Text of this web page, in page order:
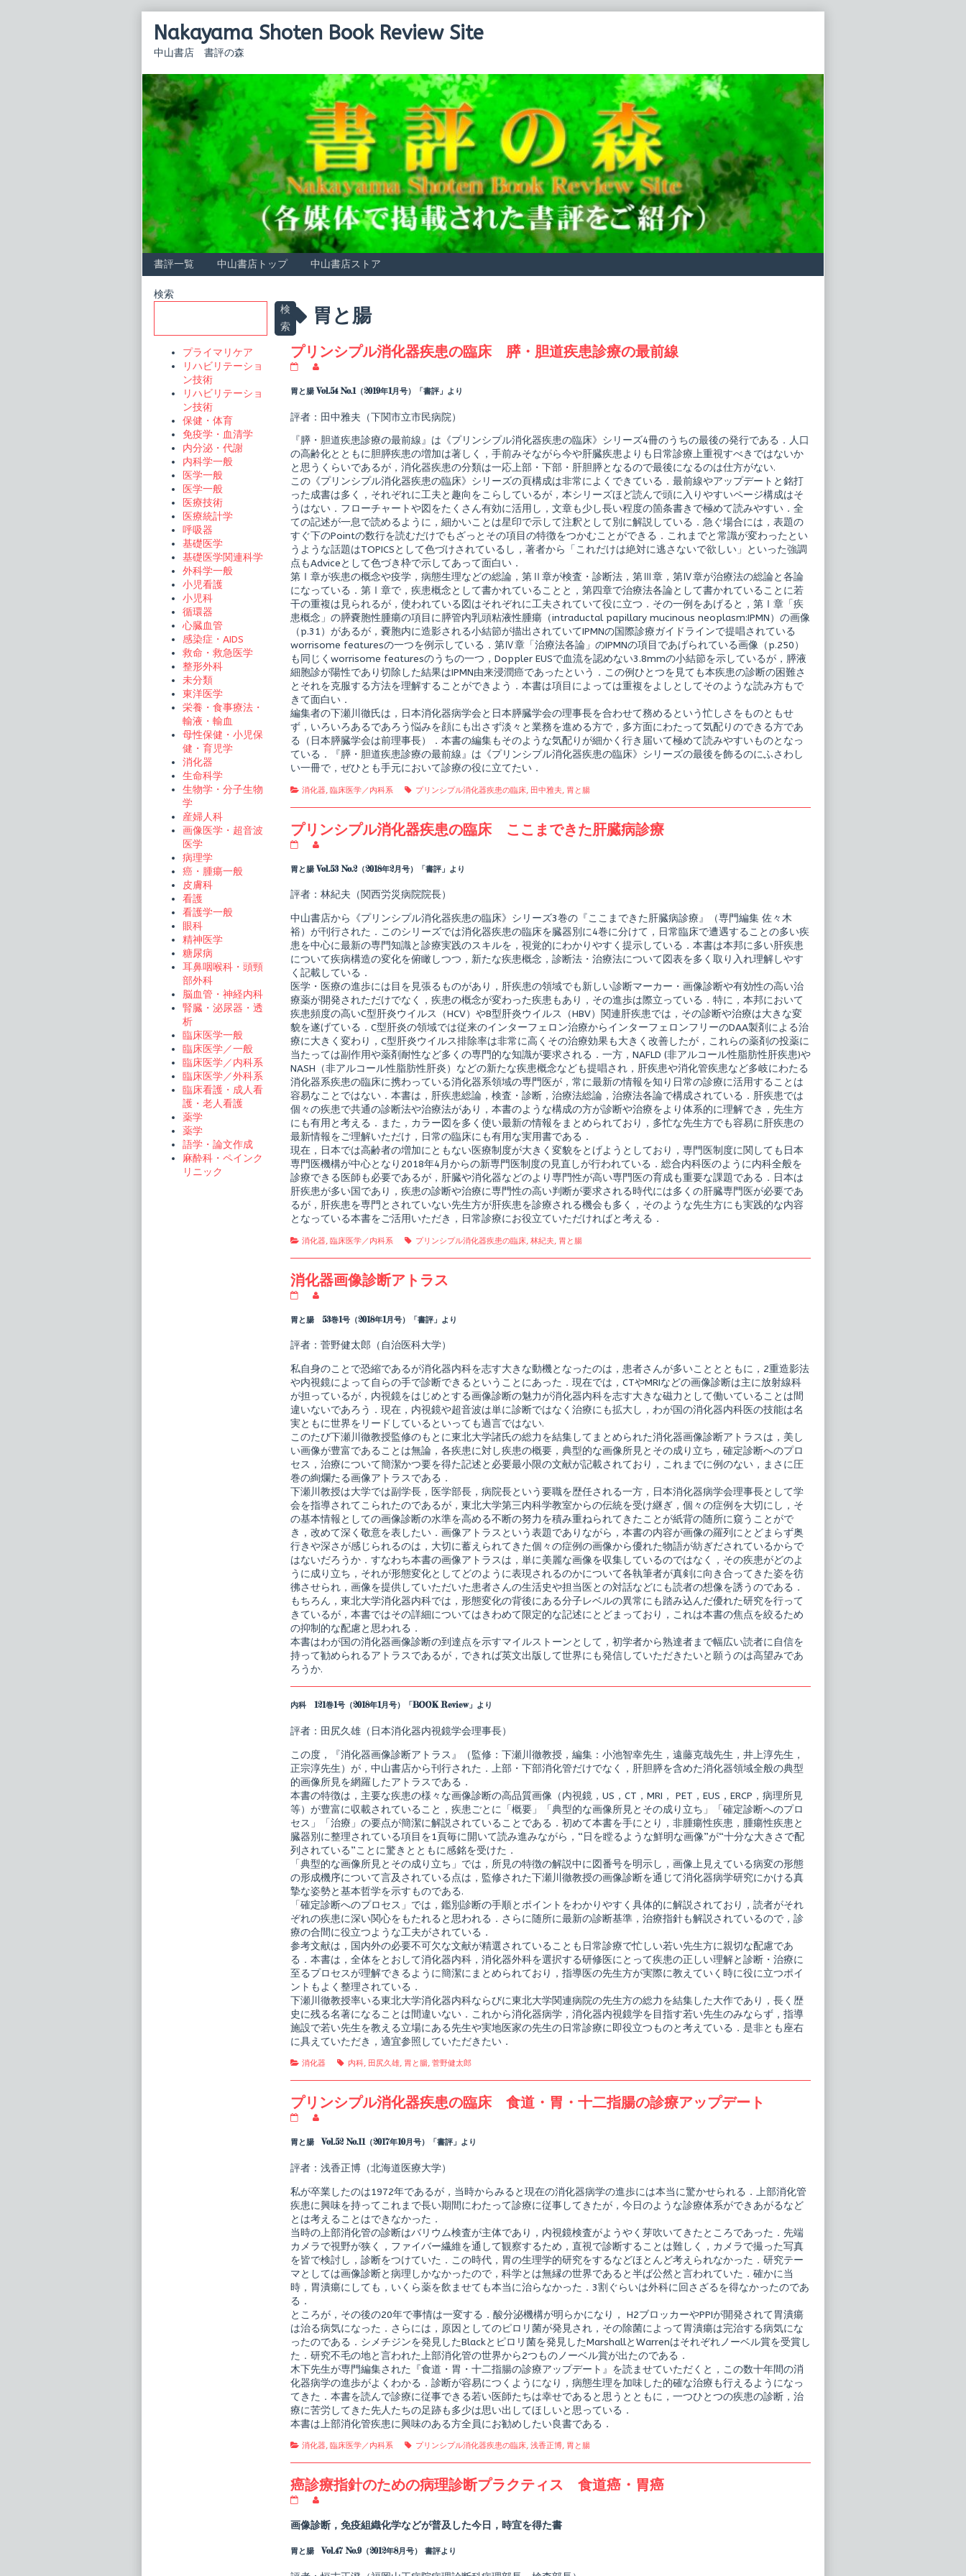
Nakayama Shoten Book Review Site
中山書店 書評の森
書評一覧 中山書店トップ 中山書店ストア
Posts
tagged
胃と腸
プリンシプル消化器疾患の臨床 膵・胆道疾患診療の最前線
ン
シ
ル
化
器
疾
患
の
臨
床
膵・
胆
道
疾
患
診
療
の
最
前
線
published
on
posts
author
プ
リ
ン
シ
プ
ル
消
化
器
疾
患
の
臨
床
膵・
胆
疾
患
診
療
の
最
前
線,
胃と腸 Vol.54 No.1（2019年1月号）「書評」より
評者：田中雅夫（下関市立市民病院）
『膵・胆道疾患診療の最前線』は《プリンシプル消化器疾患の臨床》シリーズ4冊のうちの最後の発行である．人口
の高齢化とともに胆膵疾患の増加は著しく，手前みそながら今や肝臓疾患よりも日常診療上重視すべきではないか
と思うくらいであるが，消化器疾患の分類は一応上部・下部・肝胆膵となるので最後になるのは仕方がない.
この《プリンシプル消化器疾患の臨床》シリーズの頁構成は非常によくできている．最前線やアップデートと銘打
った成書は多く，それぞれに工夫と趣向をこらしているが，本シリーズほど読んで頭に入りやすいページ構成はそ
うはない．フローチャートや図をたくさん有効に活用し，文章も少し長い程度の箇条書きで極めて読みやすい．全
ての記述が一息で読めるように，細かいことは星印で示して注釈として別に解説している．急ぐ場合には，表題の
すぐ下のPointの数行を読むだけでもざっとその項目の特徴をつかむことができる．これまでと常識が変わったとい
うような話題はTOPICSとして色づけされているし，著者から「これだけは絶対に逃さないで欲しい」といった強調
点もAdviceとして色づき枠で示してあって面白い．
第Ⅰ章が疾患の概念や疫学，病態生理などの総論，第Ⅱ章が検査・診断法，第Ⅲ章，第Ⅳ章が治療法の総論と各論
になっている．第Ⅰ章で，疾患概念として書かれていることと，第四章で治療法各論として書かれていることに若
干の重複は見られるが，使われている図はそれぞれに工夫されていて役に立つ．その一例をあげると，第Ⅰ章「疾
患概念」の膵嚢胞性腫瘍の項目に膵管内乳頭粘液性腫瘍（intraductal papillary mucinous neoplasm:IPMN）の画像
（p.31）があるが，嚢胞内に造影される小結節が描出されていてIPMNの国際診療ガイドラインで提唱されている
worrisome featuresの一つを例示している．第Ⅳ章「治療法各論」のIPMNの項目であげられている画像（p.250）
も同じくworrisome featuresのうちの一つ，Doppler EUSで血流を認めない3.8mmの小結節を示しているが，膵液
細胞診が陽性であり切除した結果はIPMN由来浸潤癌であったという．この例ひとつを見ても本疾患の診断の困難さ
とそれを克服する方法を理解することができよう．本書は項目によっては重複をよしとしてそのような読み方もで
きて面白い．
編集者の下瀬川徹氏は，日本消化器病学会と日本膵臓学会の理事長を合わせて務めるという忙しさをものともせ
ず，いろいろあるであろう悩みを顔にも出さず淡々と業務を進める方で，多方面にわたって気配りのできる方であ
る（日本膵臓学会は前理事長）．本書の編集もそのような気配りが細かく行き届いて極めて読みやすいものとなっ
ている．『膵・胆道疾患診療の最前線』は《プリンシプル消化器疾患の臨床》シリーズの最後を飾るのにふさわし
い一冊で，ぜひとも手元において診療の役に立てたい．
Categories
消化器,臨床医学／内科系 Tags
プリンシプル消化器疾患の臨床, 田中雅夫, 胃と腸
プリンシプル消化器疾患の臨床 ここまできた肝臓病診療
ン
シ
プ
ル
化
器
疾
患
の
臨
床
こ
こ
ま
で
き
た
肝
臓
病
診
療
published
on
posts
the
author
プ
リ
ン
シ
プ
ル
消
化
器
疾
患
の
臨
床
こ
こ
ま
で
き
た
肝
臓
病
診
療,
胃と腸 Vol.53 No.2（2018年2月号）「書評」より
評者：林紀夫（関西労災病院院長）
中山書店から《プリンシプル消化器疾患の臨床》シリーズ3巻の『ここまできた肝臓病診療』（専門編集 佐々木
裕）が刊行された．このシリーズでは消化器疾患の臨床を臓器別に4巻に分けて，日常臨床で遭遇することの多い疾
患を中心に最新の専門知識と診療実践のスキルを，視覚的にわかりやすく提示している．本書は本邦に多い肝疾患
について疾病構造の変化を俯瞰しつつ，新たな疾患概念，診断法・治療法について図表を多く取り入れ理解しやす
く記載している．
医学・医療の進歩には目を見張るものがあり，肝疾患の領域でも新しい診断マーカー・画像診断や有効性の高い治
療薬が開発されただけでなく，疾患の概念が変わった疾患もあり，その進歩は際立っている．特に，本邦において
疾患頻度の高いC型肝炎ウイルス（HCV）やB型肝炎ウイルス（HBV）関連肝疾患では，その診断や治療は大きな変
貌を遂げている．C型肝炎の領域では従来のインターフェロン治療からインターフェロンフリーのDAA製剤による治
療に大きく変わり，C型肝炎ウイルス排除率は非常に高くその治療効果も大きく改善したが，これらの薬剤の投薬に
当たっては副作用や薬剤耐性など多くの専門的な知識が要求される．一方，NAFLD (非アルコール性脂肪性肝疾患)や
NASH（非アルコール性脂肪性肝炎）などの新たな疾患概念なども提唱され，肝疾患や消化管疾患など多岐にわたる
消化器系疾患の臨床に携わっている消化器系領域の専門医が，常に最新の情報を知り日常の診療に活用することは
容易なことではない．本書は，肝疾患総論，検査・診断，治療法総論，治療法各論で構成されている．肝疾患では
個々の疾患で共通の診断法や治療法があり，本書のような構成の方が診断や治療をより体系的に理解でき，先生方
にも有用と考える．また，カラー図を多く使い最新の情報をまとめられており，多忙な先生方でも容易に肝疾患の
最新情報をご理解いただけ，日常の臨床にも有用な実用書である．
現在，日本では高齢者の増加にともない医療制度が大きく変貌をとげようとしており，専門医制度に関しても日本
専門医機構が中心となり2018年4月からの新専門医制度の見直しが行われている．総合内科医のように内科全般を
診療できる医師も必要であるが，肝臓や消化器などのより専門性が高い専門医の育成も重要な課題である．日本は
肝疾患が多い国であり，疾患の診断や治療に専門性の高い判断が要求される時代には多くの肝臓専門医が必要であ
るが，肝疾患を専門とされていない先生方が肝疾患を診療される機会も多く，そのような先生方にも実践的な内容
となっている本書をご活用いただき，日常診療にお役立ていただければと考える．
Categories
消化器,臨床医学／内科系 Tags
プリンシプル消化器疾患の臨床,林紀夫, 胃と腸
消化器画像診断アトラス
器
画
像
診
ア
ト
ラ
ス
published
on
posts
the
author
消
化
器
画
像
診
断
ア
ト
ラ
ス,
胃と腸 53巻1号（2018年1月号）「書評」より
評者：菅野健太郎（自治医科大学）
私自身のことで恐縮であるが消化器内科を志す大きな動機となったのは，患者さんが多いこととともに，2重造影法
や内視鏡によって自らの手で診断できるということにあった．現在では，CTやMRIなどの画像診断は主に放射線科
が担っているが，内視鏡をはじめとする画像診断の魅力が消化器内科を志す大きな磁力として働いていることは間
違いないであろう．現在，内視鏡や超音波は単に診断ではなく治療にも拡大し，わが国の消化器内科医の技能は名
実ともに世界をリードしているといっても過言ではない.
このたび下瀬川徹教授監修のもとに東北大学諸氏の総力を結集してまとめられた消化器画像診断アトラスは，美し
い画像が豊富であることは無論，各疾患に対し疾患の概要，典型的な画像所見とその成り立ち，確定診断へのプロ
セス，治療について簡潔かつ要を得た記述と必要最小限の文献が記載されており，これまでに例のない，まさに圧
巻の絢爛たる画像アトラスである．
下瀬川教授は大学では副学長，医学部長，病院長という要職を歴任される一方，日本消化器病学会理事長として学
会を指導されてこられたのであるが，東北大学第三内科学教室からの伝統を受け継ぎ，個々の症例を大切にし，そ
の基本情報としての画像診断の水準を高める不断の努力を積み重ねられてきたことが紙背の随所に窺うことがで
き，改めて深く敬意を表したい．画像アトラスという表題でありながら，本書の内容が画像の羅列にとどまらず奥
行きや深さが感じられるのは，大切に蓄えられてきた個々の症例の画像から優れた物語が紡ぎだされているからで
はないだろうか．すなわち本書の画像アトラスは，単に美麗な画像を収集しているのではなく，その疾患がどのよ
うに成り立ち，それが形態変化としてどのように表現されるのかについて各執筆者が真剣に向き合ってきた姿を彷
彿させられ，画像を提供していただいた患者さんの生活史や担当医との対話などにも読者の想像を誘うのである．
もちろん，東北大学消化器内科では，形態変化の背後にある分子レベルの異常にも踏み込んだ優れた研究を行って
きているが，本書ではその詳細についてはきわめて限定的な記述にとどまっており，これは本書の焦点を絞るため
の抑制的な配慮と思われる．
本書はわが国の消化器画像診断の到達点を示すマイルストーンとして，初学者から熟達者まで幅広い読者に自信を
持って勧められるアトラスであるが，できれば英文出版して世界にも発信していただきたいと願うのは高望みであ
ろうか.
内科 121巻1号（2018年1月号）「BOOK Review」より
評者：田尻久雄（日本消化器内視鏡学会理事長）
この度，『消化器画像診断アトラス』（監修：下瀬川徹教授，編集：小池智幸先生，遠藤克哉先生，井上淳先生，
正宗淳先生）が，中山書店から刊行された．上部・下部消化管だけでなく，肝胆膵を含めた消化器領域全般の典型
的画像所見を網羅したアトラスである．
本書の特徴は，主要な疾患の様々な画像診断の高品質画像（内視鏡，US，CT，MRI， PET，EUS，ERCP，病理所見
等）が豊富に収載されていること，疾患ごとに「概要」「典型的な画像所見とその成り立ち」「確定診断へのプロ
セス」「治療」の要点が簡潔に解説されていることである．初めて本書を手にとり，非腫瘍性疾患，腫瘍性疾患と
臓器別に整理されている項目を1頁毎に開いて読み進みながら，“日を瞠るような鮮明な画像”が“十分な大きさで配
列されている”ことに驚きとともに感銘を受けた．
「典型的な画像所見とその成り立ち」では，所見の特徴の解説中に図番号を明示し，画像上見えている病変の形態
の形成機序について言及されている点は，監修された下瀬川徹教授の画像診断を通じて消化器病学研究にかける真
摯な姿勢と基本哲学を示すものである.
「確定診断へのプロセス」では，鑑別診断の手順とポイントをわかりやすく具体的に解説されており，読者がそれ
ぞれの疾患に深い関心をもたれると思われる．さらに随所に最新の診断基準，治療指針も解説されているので，診
療の合間に役立つような工夫がされている．
参考文献は，国内外の必要不可欠な文献が精選されていることも日常診療で忙しい若い先生方に親切な配慮であ
る．本書は，全体をとおして消化器内科，消化器外科を選択する研修医にとって疾患の正しい理解と診断・治療に
至るプロセスが理解できるように簡潔にまとめられており，指導医の先生方が実際に教えていく時に役に立つポイ
ントもよく整理されている．
下瀬川徹教授率いる東北大学消化器内科ならびに東北大学関連病院の先生方の総力を結集した大作であり，長く歴
史に残る名著になることは間違いない．これから消化器病学，消化器内視鏡学を目指す若い先生のみならず，指導
施設で若い先生を教える立場にある先生や実地医家の先生の日常診療に即役立つものと考えている．是非とも座右
に具えていただき，適宜参照していただきたい．
Categories
消化器 Tags
内科, 田尻久雄, 胃と腸,菅野健太郎
プリンシプル消化器疾患の臨床 食道・胃・十二指腸の診療アップデート
ン
ル
化
器
疾
患
の
臨
床
食
道・
胃・
二
指
腸
の
療
ア
ッ
プ
デ
ー
ト
published
on
posts
author
プ
リ
ン
シ
プ
ル
消
化
器
疾
の
臨
床
食
道・
胃・
十
二
指
腸
の
診
療
ア
ッ
デ
ー
胃と腸 Vol.52 No.11（2017年10月号）「書評」より
評者：浅香正博（北海道医療大学）
私が卒業したのは1972年であるが，当時からみると現在の消化器病学の進歩には本当に驚かせられる．上部消化管
疾患に興味を持ってこれまで長い期間にわたって診療に従事してきたが，今日のような診療体系ができあがるなど
とは考えることはできなかった．
当時の上部消化管の診断はバリウム検査が主体であり，内視鏡検査がようやく芽吹いてきたところであった．先端
カメラで視野が狭く，ファイバー繊維を通して観察するため，直視で診断することは難しく，カメラで撮った写真
を皆で検討し，診断をつけていた．この時代，胃の生理学的研究をするなどほとんど考えられなかった．研究テー
マとしては画像診断と病理しかなかったので，科学とは無縁の世界であると半ば公然と言われていた．確かに当
時，胃潰瘍にしても，いくら薬を飲ませても本当に治らなかった．3割ぐらいは外科に回さざるを得なかったのであ
る．
ところが，その後の20年で事情は一変する．酸分泌機構が明らかになり， H2ブロッカーやPPIが開発されて胃潰瘍
は治る病気になった．さらには，原因としてのピロリ菌が発見され，その除菌によって胃潰瘍は完治する病気にな
ったのである．シメチジンを発見したBlackとピロリ菌を発見したMarshallとWarrenはそれぞれノーベル賞を受賞し
た．研究不毛の地と言われた上部消化管の世界から2つものノーベル賞が出たのである．
木下先生が専門編集された『食道・胃・十二指腸の診療アップデート』を読ませていただくと，この数十年間の消
化器病学の進歩がよくわかる．診断が容易につくようになり，病態生理を加味した的確な治療も行えるようになっ
てきた．本書を読んで診療に従事できる若い医師たちは幸せであると思うとともに，一つひとつの疾患の診断，治
療に苦労してきた先人たちの足跡も多少は思い出してほしいと思っている．
本書は上部消化管疾患に興味のある方全員にお勧めしたい良書である．
Categories
消化器, 臨床医学／内科系 Tags
プリンシプル消化器疾患の臨床,浅香正博, 胃と腸
癌診療指針のための病理診断プラクティス 食道癌・胃癌
療
指
の
posts
by
author
画像診断，免疫組織化学などが普及した今日，時宜を得た書
胃と腸 Vol.47 No.9（2012年8月号） 書評より
Primary
検索
検
索
プライマリケア
リハビリテーショ
ン技術
リハビリテーショ
ン技術
保健・体育
免疫学・血清学
内分泌・代謝
内科学一般
医学一般
医学一般
医療技術
医療統計学
呼吸器
基礎医学
基礎医学関連科学
外科学一般
小児看護
小児科
循環器
心臓血管
感染症・AIDS
救命・救急医学
整形外科
未分類
東洋医学
栄養・食事療法・
輸液・輸血
母性保健・小児保
健・育児学
消化器
生命科学
生物学・分子生物
学
産婦人科
画像医学・超音波
医学
病理学
癌・腫瘍一般
皮膚科
看護
看護学一般
眼科
精神医学
糖尿病
耳鼻咽喉科・頭頸
部外科
脳血管・神経内科
腎臓・泌尿器・透
析
臨床医学一般
臨床医学／一般
臨床医学／内科系
臨床医学／外科系
臨床看護・成人看
護・老人看護
薬学
薬学
語学・論文作成
麻酔科・ペインク
リニック